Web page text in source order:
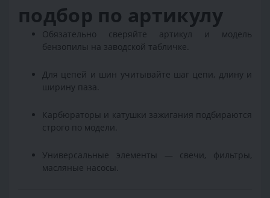
подбор по артикулу
Обязательно сверяйте артикул и модель
бензопилы на заводской табличке.
Для цепей и шин учитывайте шаг цепи, длину и
ширину паза.
Карбюраторы и катушки зажигания подбираются
строго по модели.
Универсальные элементы — свечи, фильтры,
масляные насосы.